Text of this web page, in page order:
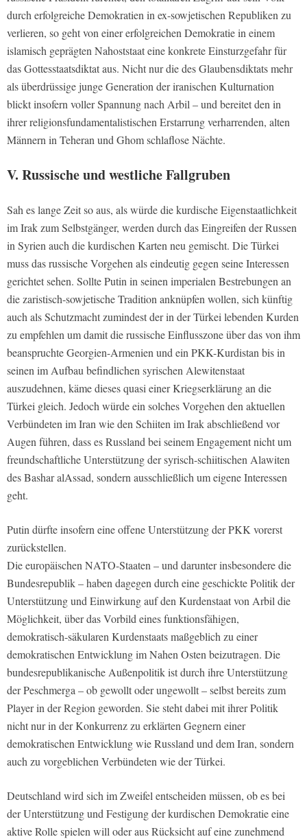
durch erfolgreiche Demokratien in ex-sowjetischen Republiken zu
verlieren, so geht von einer erfolgreichen Demokratie in einem
islamisch geprägten Nahoststaat eine konkrete Einsturzgefahr für
das Gottesstaatsdiktat aus. Nicht nur die des Glaubensdiktats mehr
als überdrüssige junge Generation der iranischen Kulturnation
blickt insofern voller Spannung nach Arbil – und bereitet den in
ihrer religionsfundamentalistischen Erstarrung verharrenden, alten
Männern in Teheran und Ghom schlaflose Nächte.
V. Russische und westliche Fallgruben
Sah es lange Zeit so aus, als würde die kurdische Eigenstaatlichkeit
im Irak zum Selbstgänger, werden durch das Eingreifen der Russen
in Syrien auch die kurdischen Karten neu gemischt. Die Türkei
muss das russische Vorgehen als eindeutig gegen seine Interessen
gerichtet sehen. Sollte Putin in seinen imperialen Bestrebungen an
die zaristisch-sowjetische Tradition anknüpfen wollen, sich künftig
auch als Schutzmacht zumindest der in der Türkei lebenden Kurden
zu empfehlen um damit die russische Einflusszone über das von ihm
beanspruchte Georgien-Armenien und ein PKK-Kurdistan bis in
seinen im Aufbau befindlichen syrischen Alewitenstaat
auszudehnen, käme dieses quasi einer Kriegserklärung an die
Türkei gleich. Jedoch würde ein solches Vorgehen den aktuellen
Verbündeten im Iran wie den Schiiten im Irak abschließend vor
Augen führen, dass es Russland bei seinem Engagement nicht um
freundschaftliche Unterstützung der syrisch-schiitischen Alawiten
des Bashar alAssad, sondern ausschließlich um eigene Interessen
geht.
Putin dürfte insofern eine offene Unterstützung der PKK vorerst
zurückstellen.
Die europäischen NATO-Staaten – und darunter insbesondere die
Bundesrepublik – haben dagegen durch eine geschickte Politik der
Unterstützung und Einwirkung auf den Kurdenstaat von Arbil die
Möglichkeit, über das Vorbild eines funktionsfähigen,
demokratisch-säkularen Kurdenstaats maßgeblich zu einer
demokratischen Entwicklung im Nahen Osten beizutragen. Die
bundesrepublikanische Außenpolitik ist durch ihre Unterstützung
der Peschmerga – ob gewollt oder ungewollt – selbst bereits zum
Player in der Region geworden. Sie steht dabei mit ihrer Politik
nicht nur in der Konkurrenz zu erklärten Gegnern einer
demokratischen Entwicklung wie Russland und dem Iran, sondern
auch zu vorgeblichen Verbündeten wie der Türkei.
Deutschland wird sich im Zweifel entscheiden müssen, ob es bei
der Unterstützung und Festigung der kurdischen Demokratie eine
aktive Rolle spielen will oder aus Rücksicht auf eine zunehmend